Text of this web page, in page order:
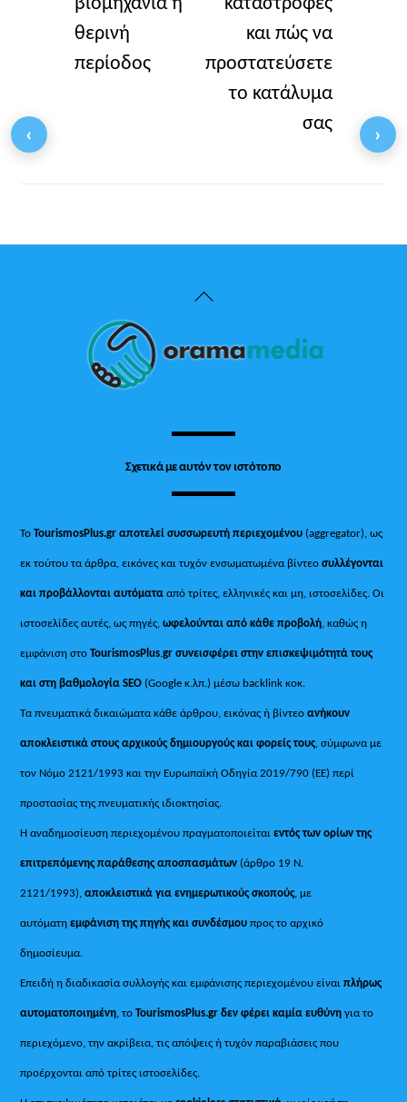
θερινή
περίοδος
και πώς να
προστατεύσετε
το κατάλυμα
σας
Back
Top
Σχετικά με αυτόν τον ιστότοπο
ΤοTourismosPlus.gr αποτελεί συσσωρευτή περιεχομένου (aggregator), ως
εκ τούτου τα άρθρα, εικόνες και τυχόν ενσωματωμένα βίντεοσυλλέγονται
και προβάλλονται αυτόματααπό τρίτες, ελληνικές και μη, ιστοσελίδες. Οι
ιστοσελίδες αυτές, ως πηγές,ωφελούνται από κάθε προβολή, καθώς η
εμφάνιση στοTourismosPlus.gr συνεισφέρει στην επισκεψιμότητά τους
και στη βαθμολογία SEO (Google κ.λπ.) μέσω backlink κοκ.
Τα πνευματικά δικαιώματα κάθε άρθρου, εικόνας ή βίντεοανήκουν
αποκλειστικά στους αρχικούς δημιουργούς και φορείς τους, σύμφωνα με
τον Νόμο 2121/1993 και την Ευρωπαϊκή Οδηγία 2019/790 (ΕΕ) περί
προστασίας της πνευματικής ιδιοκτησίας.
Η αναδημοσίευση περιεχομένου πραγματοποιείταιεντός των ορίων της
επιτρεπόμενης παράθεσης αποσπασμάτων (άρθρο 19 Ν.
2121/1993), αποκλειστικά για ενημερωτικούς σκοπούς, με
αυτόματηεμφάνιση της πηγής και συνδέσμου προς το αρχικό
δημοσίευμα.
Επειδή η διαδικασία συλλογής και εμφάνισης περιεχομένου είναιπλήρως
αυτοματοποιημένη, τοTourismosPlus.gr δεν φέρει καμία ευθύνη για το
περιεχόμενο, την ακρίβεια, τις απόψεις ή τυχόν παραβιάσεις που
προέρχονται από τρίτες ιστοσελίδες.
‹ ›